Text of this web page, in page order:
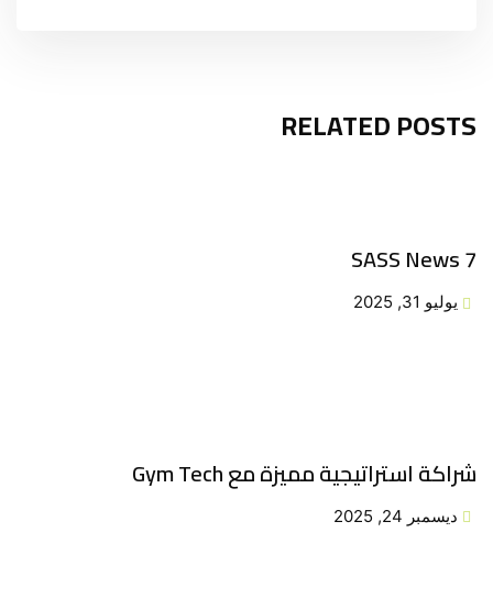
RELATED POSTS
SASS News 7
يوليو 31, 2025
شراكة استراتيجية مميزة مع Gym Tech
ديسمبر 24, 2025